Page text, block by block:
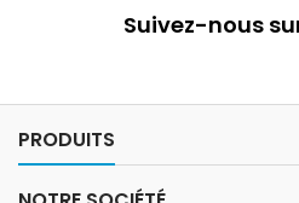
Suivez-nous
PRODUITS